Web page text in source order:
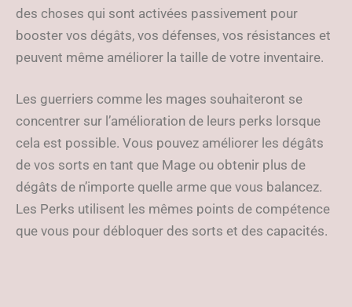
des choses qui sont activées passivement pour
booster vos dégâts, vos défenses, vos résistances et
peuvent même améliorer la taille de votre inventaire.
Les guerriers comme les mages souhaiteront se
concentrer sur l’amélioration de leurs perks lorsque
cela est possible. Vous pouvez améliorer les dégâts
de vos sorts en tant que Mage ou obtenir plus de
dégâts de n’importe quelle arme que vous balancez.
Les Perks utilisent les mêmes points de compétence
que vous pour débloquer des sorts et des capacités.